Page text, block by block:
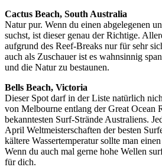
Cactus Beach, South Australia
Natur pur. Wenn du einen abgelegenen
suchst, ist dieser genau der Richtige.
aufgrund des Reef-Breaks nur für sehr
auch als Zuschauer ist es wahnsinnig
und die Natur zu bestaunen.
Bells Beach, Victoria
Dieser Spot darf in der Liste natürlich
von Melbourne entlang der Great Ocean
bekanntesten Surf-Strände Australiens.
April Weltmeisterschaften der besten
kältere Wassertemperatur sollte man
Wenn du auch mal gerne hohe Wellen
für dich.